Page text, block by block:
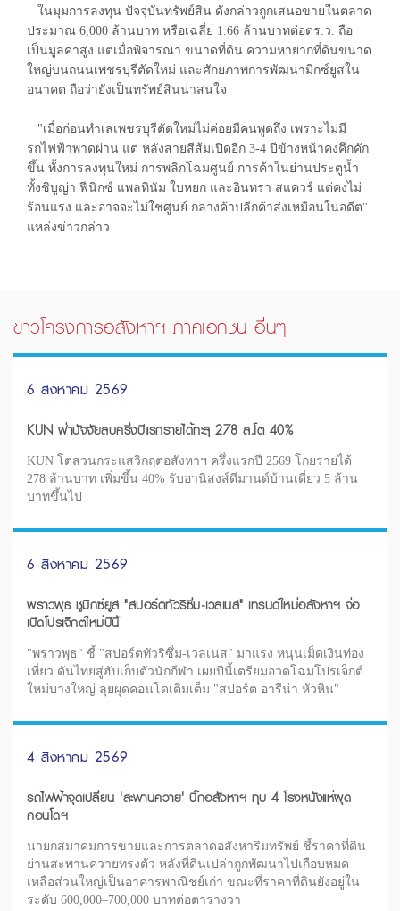
ในมุมการลงทุน ปัจจุบันทรัพย์สิน ดังกล่าวถูกเสนอขายในตลาด
ประมาณ 6,000 ล้านบาท หรือเฉลี่ย 1.66 ล้านบาทต่อตร.ว. ถือ
เป็นมูลค่าสูง แต่เมื่อพิจารณา ขนาดที่ดิน ความหายากที่ดินขนาด
ใหญ่บนถนนเพชรบุรีตัดใหม่ และศักยภาพการพัฒนามิกซ์ยูสใน
อนาคต ถือว่ายังเป็นทรัพย์สินน่าสนใจ
"เมื่อก่อนทำเลเพชรบุรีตัดใหม่ไม่ค่อยมีคนพูดถึง เพราะไม่มี
รถไฟฟ้าพาดผ่าน แต่ หลังสายสีส้มเปิดอีก 3-4 ปีข้างหน้าคงคึกคัก
ขึ้น ทั้งการลงทุนใหม่ การพลิกโฉมศูนย์ การค้าในย่านประตูน้ำ
ทั้งชิบูญ่า ฟีนิกซ์ แพลทินัม ใบหยก และอินทรา สแควร์ แต่คงไม่
ร้อนแรง และอาจจะไม่ใช่ศูนย์ กลางค้าปลีกค้าส่งเหมือนในอดีต"
แหล่งข่าวกล่าว
ข่าวโครงการอสังหาฯ ภาคเอกชน อื่นๆ
6 สิงหาคม 2569
KUN ฝ่าปัจจัยลบครึ่งปีแรกรายได้ทะลุ 278 ล.โต 40%
KUN โตสวนกระแสวิกฤตอสังหาฯ ครึ่งแรกปี 2569 โกยรายได้
278 ล้านบาท เพิ่มขึ้น 40% รับอานิสงส์ดีมานด์บ้านเดี่ยว 5 ล้าน
บาทขึ้นไป
6 สิงหาคม 2569
พราวพุธ ชูมิกซ์ยูส "สปอร์ตทัวริซึ่ม-เวลเนส" เทรนด์ใหม่อสังหาฯ จ่อ
เปิดโปรเจ็กต์ใหม่ปีนี้
"พราวพุธ" ชี้ "สปอร์ตทัวริซึ่ม-เวลเนส" มาแรง หนุนเม็ดเงินท่อง
เที่ยว ดันไทยสู่ฮับเก็บตัวนักกีฬา เผยปีนี้เตรียมอวดโฉมโปรเจ็กต์
ใหม่บางใหญ่ ลุยผุดคอนโดเติมเต็ม "สปอร์ต อารีน่า หัวหิน"
4 สิงหาคม 2569
รถไฟฟ้าจุดเปลี่ยน 'สะพานควาย' บิ๊กอสังหาฯ ทุบ 4 โรงหนังแห่ผุด
คอนโดฯ
นายกสมาคมการขายและการตลาดอสังหาริมทรัพย์ ชี้ราคาที่ดิน
ย่านสะพานควายทรงตัว หลังที่ดินเปล่าถูกพัฒนาไปเกือบหมด
เหลือส่วนใหญ่เป็นอาคารพาณิชย์เก่า ขณะที่ราคาที่ดินยังอยู่ใน
ระดับ 600,000–700,000 บาทต่อตารางวา